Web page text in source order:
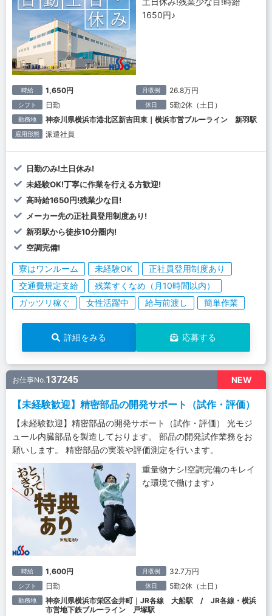
1650円♪
時給 1,650円 月収例 26.8万円
シフト 日勤 休日 5勤2休（土日）
勤務地 神奈川県横浜市港北区新吉田東｜横浜市営ブルーライン 新羽駅
雇用形態 派遣社員
日勤のみ!土日休み!
未経験OK!丁寧に作業を行える方歓迎!
高時給1650円!残業少な目!
メーカー先の正社員登用制度あり!
新羽駅から徒歩10分圏内!
空調完備!
寮はワンルーム 未経験OK
正社員登用制度あり
交通費規定支給
残業すくなめ（月10時間以内）
ガッツリ稼ぐ
女性活躍中 給与前渡し 簡単作業
詳細をみる 応募する
NEW
お仕事No.137245
【未経験歓迎】精密部品の開発サポート（試作・評価）
【未経験歓迎】精密部品の開発サポート（試作・評価） 光モジ
ュール内臓部品を製造しております。 部品の開発試作業務をお
願いします。 精密部品の実装や評価測定を行います。
重量物ナシ!空調完備のキレイ
な環境で働けます♪
時給 1,600円 月収例 32.7万円
シフト 日勤 休日 5勤2休（土日）
勤務地
神奈川県横浜市栄区金井町｜JR各線 大船駅 / JR各線・横浜
市営地下鉄ブルーライン 戸塚駅